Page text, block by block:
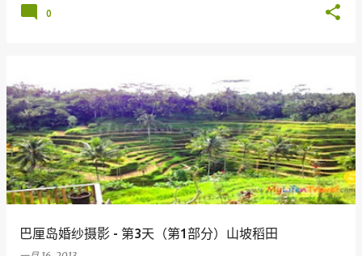
0
巴厘岛婚纱摄影 - 第3天（第1部分）山坡稻田